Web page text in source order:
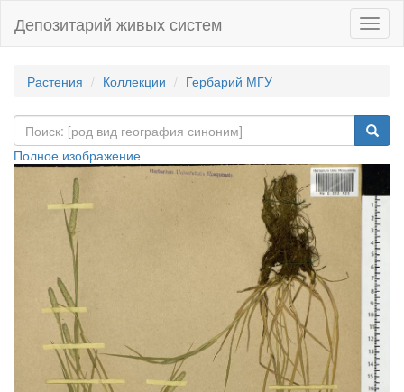
Депозитарий живых систем
Растения Коллекции Гербарий МГУ
Полное изображение